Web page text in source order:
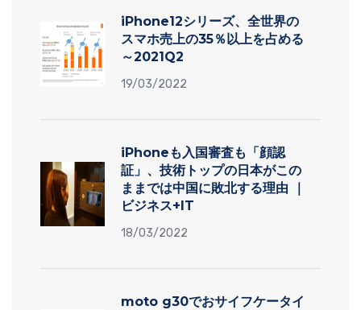
iPhone12シリーズ、全世界の
スマホ売上の35％以上を占める
～2021Q2
19/03/2022
iPhoneも入国審査も「顔認
証」、技術トップの日本がこの
ままでは中国に敗北する理由 ｜
ビジネス+IT
18/03/2022
moto g30でおサイフケータイ